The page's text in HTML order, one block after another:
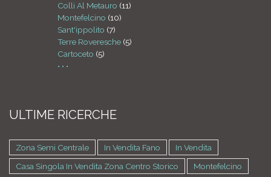
Colli Al Metauro (11)
Montefelcino (10)
Sant'ippolito (7)
Terre Roveresche (5)
Cartoceto (5)
• • •
ULTIME RICERCHE
Zona Semi Centrale In Vendita Fano
In Vendita
Casa Singola In Vendita Zona Centro Storico
Montefelcino